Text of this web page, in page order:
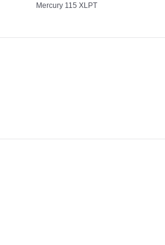
Mercury 115 XLPT